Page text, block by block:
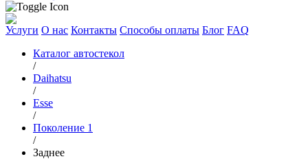
Услуги О нас Контакты Способы оплаты Блог FAQ
Каталог автостекол
/
Daihatsu
/
Esse
/
Поколение 1
/
Заднее